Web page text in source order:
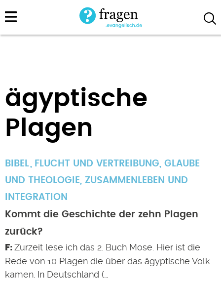
Direkt
zum
ägyptische
Plagen
BIBEL FLUCHT UND VERTREIBUNG, GLAUBE
UND THEOLOGIE, ZUSAMMENLEBEN UND
INTEGRATION
Kommt die Geschichte der zehn Plagen
zurück?
Zurzeit lese ich das 2. Buch Mose. Hier ist die
Rede von 10 Plagen die über das ägyptische Volk
kamen. In Deutschland (…